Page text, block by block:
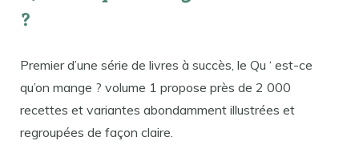
?
Premier d’une série de livres à succès, le Qu ‘ est-ce
qu’on mange ? volume 1 propose près de 2 000
recettes et variantes abondamment illustrées et
regroupées de façon claire.